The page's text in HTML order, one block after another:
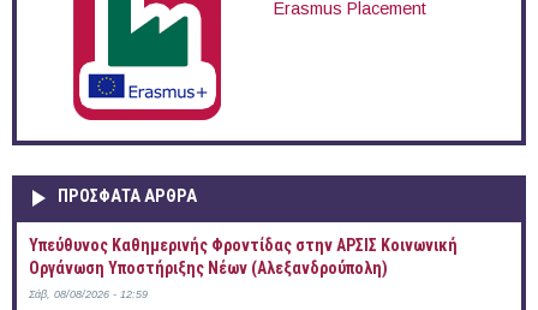
Erasmus Placement
ΠΡOΣΦΑΤΑ AΡΘΡΑ
Yπεύθυνος Καθημερινής Φροντίδας στην ΑΡΣΙΣ Κοινωνική
Οργάνωση Υποστήριξης Νέων (Αλεξανδρούπολη)
Σάβ, 08/08/2026 - 12:59